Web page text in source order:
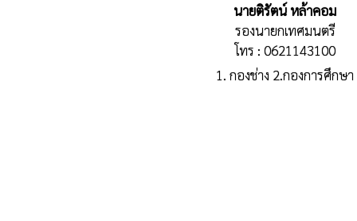
นายติรัตน์ หล้าคอม
รองนายกเทศมนตรี
โทร : 0621143100
1. กองช่าง 2.กองการศึกษา